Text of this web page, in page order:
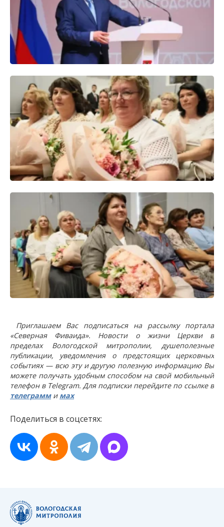
Приглашаем Вас подписаться на рассылку портала
«Северная Фиваида». Новости о жизни Церкви в
пределах Вологодской митрополии, душеполезные
публикации, уведомления о предстоящих церковных
событиях — всю эту и другую полезную информацию Вы
можете получать удобным способом на свой мобильный
телефон в Telegram. Для подписки перейдите по ссылке в
телеграмми мах
Поделиться в соцсетях: